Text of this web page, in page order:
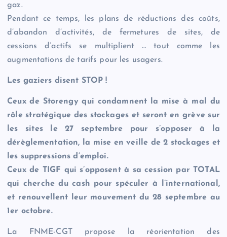
gaz.
Pendant ce temps, les plans de réductions des coûts,
d’abandon d’activités, de fermetures de sites, de
cessions d’actifs se multiplient … tout comme les
augmentations de tarifs pour les usagers.
Les gaziers disent STOP !
Ceux de Storengy qui condamnent la mise à mal du
rôle stratégique des stockages et seront en grève sur
les sites le 27 septembre pour s’opposer à la
dérèglementation, la mise en veille de 2 stockages et
les suppressions d’emploi.
Ceux de TIGF qui s’opposent à sa cession par TOTAL
qui cherche du cash pour spéculer à l’international,
et renouvellent leur mouvement du 28 septembre au
1er octobre.
La FNME-CGT propose la réorientation des